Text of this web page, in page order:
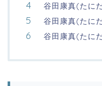
谷田康真(たに
谷田康真(たに
谷田康真(たに